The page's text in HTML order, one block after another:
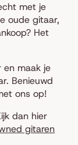
met je
oude gitaar,
Het
en maak je
Benieuwd
ons op!
dan hier
gitaren